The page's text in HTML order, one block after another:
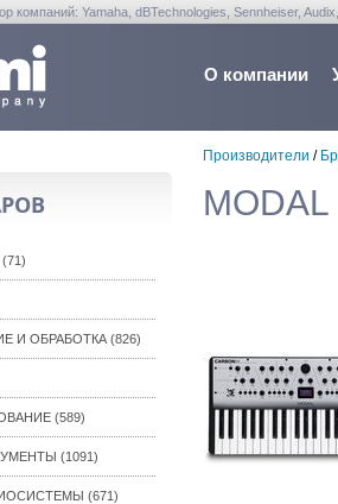
компаний: Yamaha, dBTechnologies, Sennheiser,
О компании
И ОБРАБОТКА (826)
(589)
(1091)
(671)
Производители /